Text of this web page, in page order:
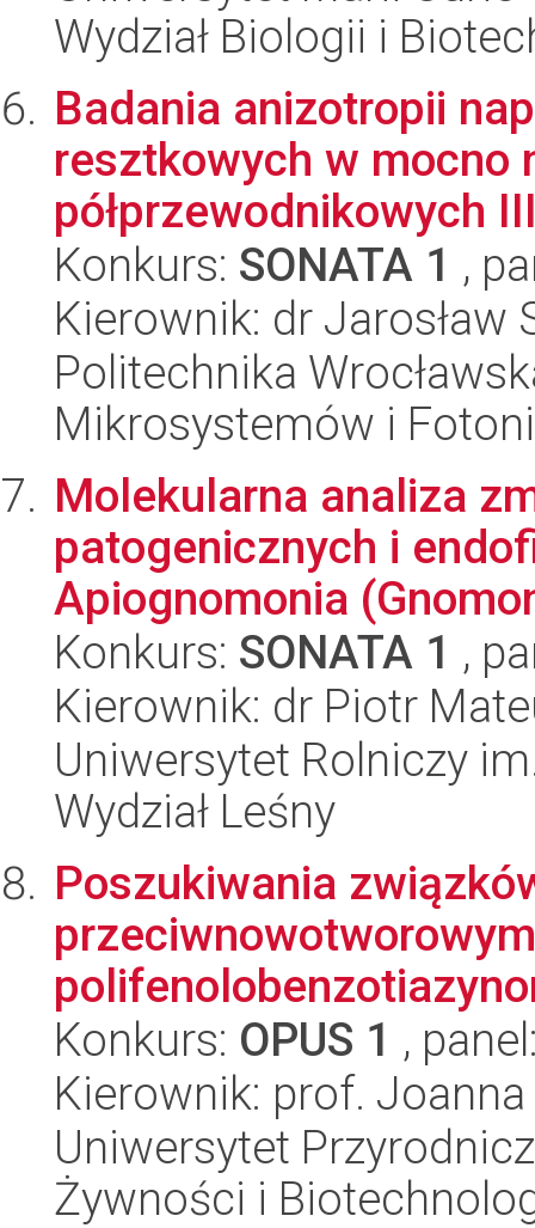
Wydział Biologii i
Badania anizotropii
resztkowych w mocno
półprzewodnikowych
Konkurs: SONATA 1 ,
Kierownik: dr Jarosław
Politechnika
Mikrosystemów i
Molekularna analiza
patogenicznych i
Apiognomonia
Konkurs: SONATA 1 ,
Kierownik: dr Piotr
Uniwersytet Rolniczy
Wydział Leśny
Poszukiwania
Konkurs: OPUS 1 ,
Kierownik: prof.
Uniwersytet
Żywności i